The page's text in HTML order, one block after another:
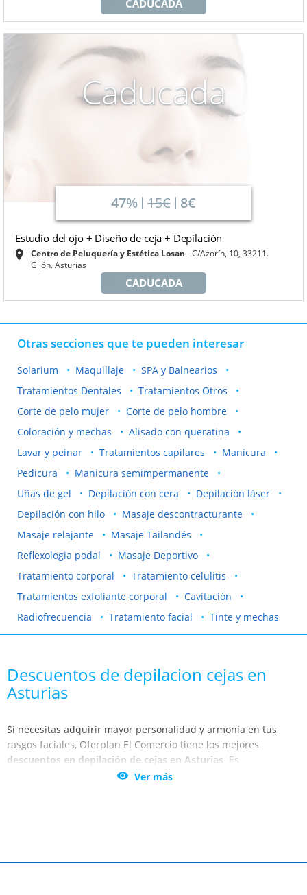
CADUCADA
Caducada
47% 15€ 8€
Estudio del ojo + Diseño de ceja + Depilación
Centro de Peluquería y Estética Losan
C/Azorín, 10, 33211.
Gijón. Asturias
CADUCADA
Otras secciones que te pueden interesar
Solarium Maquillaje
SPA y Balnearios
Tratamientos Dentales
Tratamientos Otros
Corte de pelo mujer
Corte de pelo hombre
Coloración y mechas
Alisado con queratina
Lavar y peinar
Tratamientos capilares
Manicura
Pedicura
Manicura semimpermanente
Uñas de gel
Depilación con cera
Depilación láser
Depilación con hilo
Masaje descontracturante
Masaje relajante
Masaje Tailandés
Reflexologia podal
Masaje Deportivo
Tratamiento corporal
Tratamiento celulitis
Tratamientos exfoliante corporal
Cavitación
Radiofrecuencia
Tratamiento facial Tinte y mechas
Descuentos de depilacion cejas en
Asturias
Si necesitas adquirir mayor personalidad y armonía en tus
rasgos faciales, Oferplan El Comercio tiene los mejores
descuentos en depilación de cejas en Asturias . Es
fundamental para verte favorecida una forma acorde en tus
que envuelve tu mirada. Si no te convence la forma que tienes
 Ver más